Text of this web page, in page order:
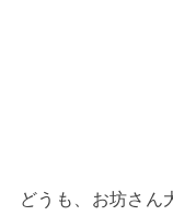
どうも、お坊さん